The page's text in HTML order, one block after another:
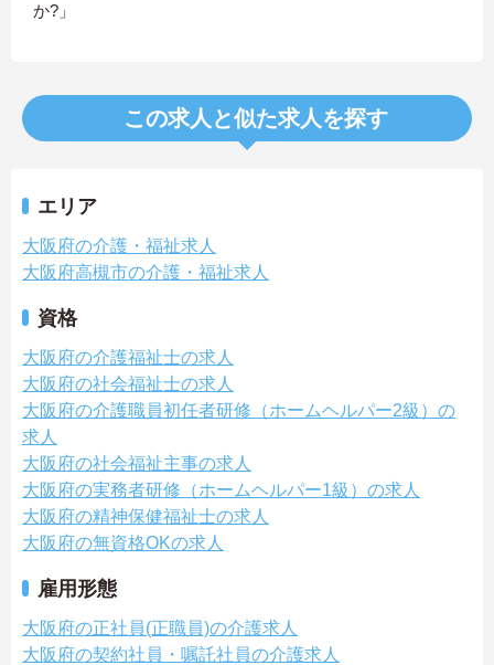
か?」
この求人と似た求人を探す
エリア
大阪府の介護・福祉求人
大阪府高槻市の介護・福祉求人
資格
大阪府の介護福祉士の求人
大阪府の社会福祉士の求人
大阪府の介護職員初任者研修（ホームヘルパー2級）の
求人
大阪府の社会福祉主事の求人
大阪府の実務者研修（ホームヘルパー1級）の求人
大阪府の精神保健福祉士の求人
大阪府の無資格OKの求人
雇用形態
大阪府の正社員(正職員)の介護求人
大阪府の契約社員・嘱託社員の介護求人